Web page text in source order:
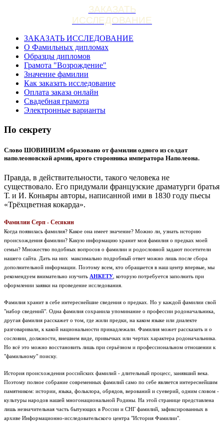
ЗАКАЗАТЬ
ИССЛЕДОВАНИЕ
ЗАКАЗАТЬ ИССЛЕДОВАНИЕ
О Фамильных дипломах
Образцы дипломов
Грамота "Возрождение"
Значение фамилии
Как заказать исследование
Оплата заказа онлайн
Свадебная грамота
Электронные варианты
По секрету
Слово ШОВИНИЗМ образовано от фамилии одного из солдат
наполеоновской армии, ярого сторонника императора Наполеона.
Правда, в действительности, такого человека не
существовало. Его придумали французские драматурги братья
Т. и И. Коньяры авторы, написанной ими в 1830 году пьесы
«Трёхцветная кокарда».
Фамилии Серп - Сесякин
Когда появилась фамилия? Какое она имеет значение? Можно ли, узнать историю
происхождения фамилии? Какую информацию хранит моя фамилия о предках моей
семьи? Множество подобных вопросов о фамилии и родословной задают посетители
нашего сайта. Дать на них максимально подробный ответ можно лишь после сбора
дополнительной информации. Поэтому всем, кто обращается в наш центр впервые, мы
рекомендуем внимательно изучить АНКЕТУ , которую потребуется заполнить при
оформлении заявки на проведение исследования.
Фамилия хранит в себе интереснейшие сведения о предках. Но у каждой фамилии свой
"набор сведений". Одна фамилия сохранила упоминание о профессии родоначальника,
другая фамилия расскажет о том, где жили предки, на каком языке или диалекте
разговаривали, к какой национальности принадлежали. Фамилия может рассказать и о
сословии, должности, внешнем виде, привычках или чертах характера родоначальника.
Но всё это можно восстановить лишь при серьёзном и профессиональном отношении к
"фамильному" поиску.
История происхождения российских фамилий - длительный процесс, занявший века.
Поэтому полное собрание современных фамилий само по себе является интереснейшим
памятником: истории, языка, фольклора, обрядов, верований и суеверий, одним словом -
культуры народов нашей многонациональной Родины. На этой странице представлена
лишь незначительная часть бытующих в России и СНГ фамилий, зафиксированных в
архиве Информационно-исследовательского центра "История Фамилии".